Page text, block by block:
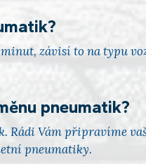
závisí to na typu
pneumatik?
Rádi Vám připravíme
pneumatiky.